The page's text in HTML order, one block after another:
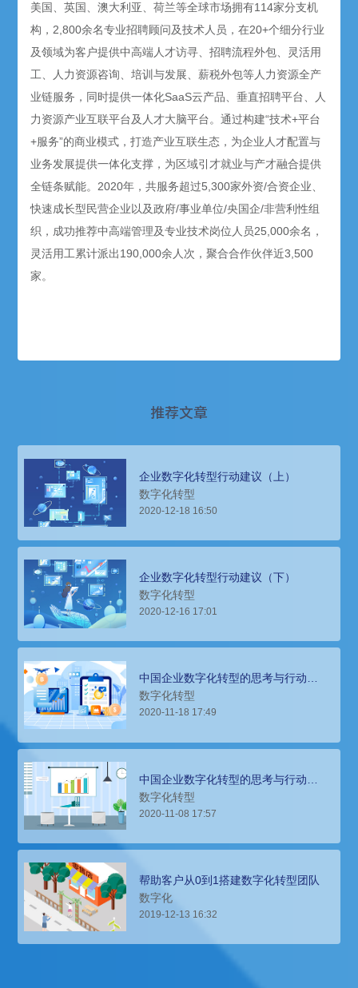
美国、英国、澳大利亚、荷兰等全球市场拥有114家分支机
构，2,800余名专业招聘顾问及技术人员，在20+个细分行业
及领域为客户提供中高端人才访寻、招聘流程外包、灵活用
工、人力资源咨询、培训与发展、薪税外包等人力资源全产
业链服务，同时提供一体化SaaS云产品、垂直招聘平台、人
力资源产业互联平台及人才大脑平台。通过构建“技术+平台
+服务”的商业模式，打造产业互联生态，为企业人才配置与
业务发展提供一体化支撑，为区域引才就业与产才融合提供
全链条赋能。2020年，共服务超过5,300家外资/合资企业、
快速成长型民营企业以及政府/事业单位/央国企/非营利性组
织，成功推荐中高端管理及专业技术岗位人员25,000余名，
灵活用工累计派出190,000余人次，聚合合作伙伴近3,500
家。
推荐文章
企业数字化转型行动建议（上）
数字化转型
2020-12-18 16:50
企业数字化转型行动建议（下）
数字化转型
2020-12-16 17:01
中国企业数字化转型的思考与行动
（1）
数字化转型
2020-11-18 17:49
中国企业数字化转型的思考与行动
（2）
数字化转型
2020-11-08 17:57
帮助客户从0到1搭建数字化转型团队
数字化
2019-12-13 16:32